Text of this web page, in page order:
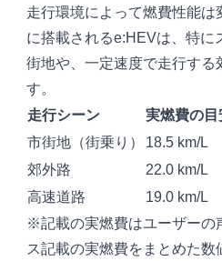
走行環境によって燃費性能は
に搭載されるe:HEVは、特に
街地や、一定速度で走行する
す。
走行シーン
実燃費の目
市街地（街乗り）
18.5 km/L
郊外路
22.0 km/L
高速道路
19.0 km/L
※記載の実燃費はユーザーの
ス記載の実燃費をまとめた数